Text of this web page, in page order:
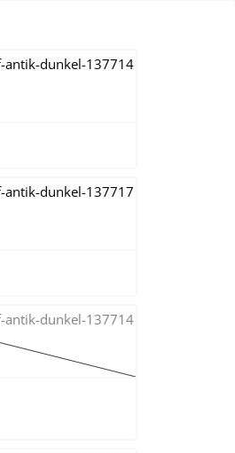
gul
(Dette alternativet er foreløpig ikke